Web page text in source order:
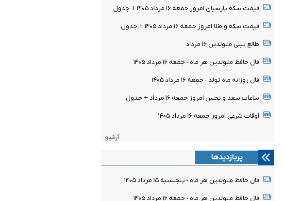
قیمت سکه پارسیان امروز جمعه ۱۶ مرداد ۱۴۰۵ + جدول
قیمت سکه و طلا امروز جمعه ۱۶ مرداد ۱۴۰۵ + جدول
طالع بینی متولدین ۱۶ مرداد
فال حافظ متولدین هر ماه - جمعه ۱۶ مرداد ۱۴۰۵
فال روزانه ماه تولد - جمعه ۱۶ مرداد ۱۴۰۵
ساعات سعد و نحس امروز جمعه ۱۶ مرداد + جدول
اوقات شرعی امروز جمعه ۱۶ مرداد ۱۴۰۵
آرشیو
پربازدیدها
فال حافظ متولدین هر ماه - پنجشنبه ۱۵ مرداد ۱۴۰۵
فال حافظ متولدین هر ماه - جمعه ۱۶ مرداد ۱۴۰۵